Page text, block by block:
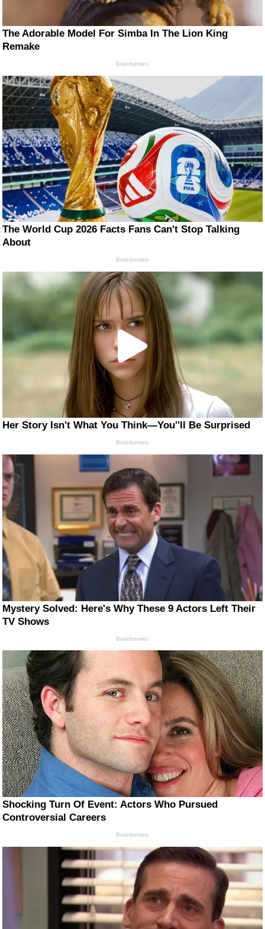
The Adorable Model For Simba In The Lion King
Remake
Brainberries
The World Cup 2026 Facts Fans Can't Stop Talking
About
Brainberries
Her Story Isn't What You Think—You''ll Be Surprised
Brainberries
Mystery Solved: Here's Why These 9 Actors Left Their
TV Shows
Brainberries
Shocking Turn Of Event: Actors Who Pursued
Controversial Careers
Brainberries